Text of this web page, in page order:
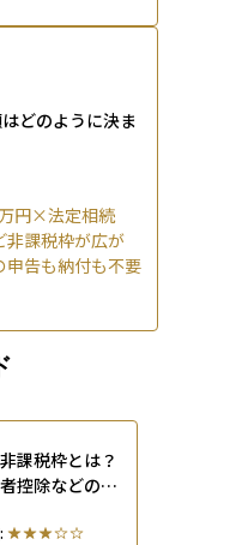
どのように決ま
円×法定相続
非課税枠が広が
申告も納付も不要
課税枠とは？
控除などの計